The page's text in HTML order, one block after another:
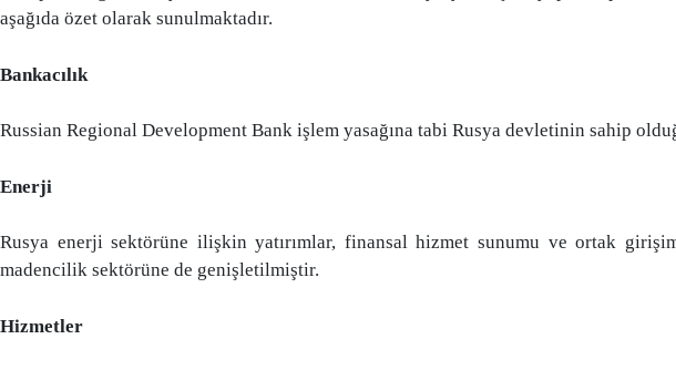
aşağıda özet olarak sunulmaktadır.
Bankacılık
Russian Regional Development Bank işlem yasağına tabi Rusya devletinin sahip
Enerji
Rusya enerji sektörüne ilişkin yatırımlar, finansal hizmet sunumu ve ortak
madencilik sektörüne de genişletilmiştir.
Hizmetler